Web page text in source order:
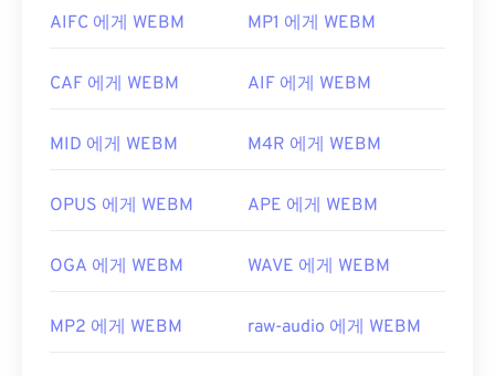
유용한 링크:
2438562
Microsoft 브라우저에는 WebM코덱이내장되어 있
니다.
개발자: Google ; CoreCodec, Inc
.
유용한 링크:
https://tools.google.com/dlpage/webmmf/
AIFC 에게 WEBM MP1 에게 WEBM
CAF 에게 WEBM AIF 에게 WEBM
MID 에게 WEBM M4R 에게 WEBM
OPUS 에게 WEBM APE 에게 WEBM
OGA 에게 WEBM WAVE 에게 WEBM
MP2 에게 WEBM raw-audio 에게 WEBM